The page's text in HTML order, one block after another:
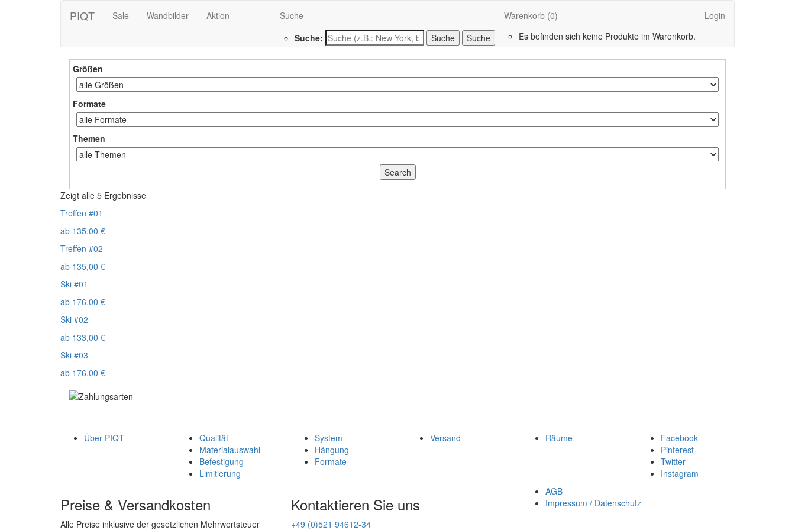
PIQT Sale Wandbilder Aktion
Suche
Suche:
Suche
Warenkorb (0)
Es befinden sich keine Produkte im Warenkorb.
Login
Größen
Formate
Themen
Zeigt alle 5 Ergebnisse
Treffen #01
ab 135,00 €
Treffen #02
ab 135,00 €
Ski #01
ab 176,00 €
Ski #02
ab 133,00 €
Ski #03
ab 176,00 €
Über PIQT
Qualität
Materialauswahl
Befestigung
Limitierung
System
Hängung
Formate
Versand Räume
Facebook
Pinterest
Twitter
Instagram
Preise & Versandkosten
Alle Preise inklusive der gesetzlichen Mehrwertsteuer
Kontaktieren Sie uns
+49 (0)521 94612-34
AGB
Impressum / Datenschutz